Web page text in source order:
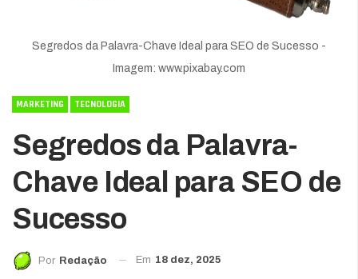
Segredos da Palavra-Chave Ideal para SEO de Sucesso -
Imagem: www.pixabay.com
MARKETING TECNOLOGIA
Segredos da Palavra-
Chave Ideal para SEO de
Sucesso
Por Redação Em 18 dez, 2025